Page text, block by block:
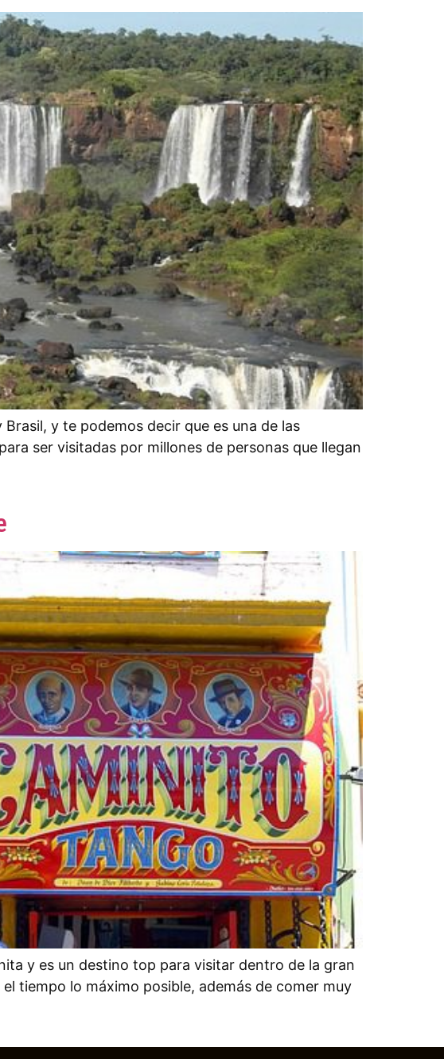
y te podemos decir que es una de las
ser visitadas por millones de personas que llegan
y es un destino top para visitar dentro de la gran
tiempo lo máximo posible, además de comer muy